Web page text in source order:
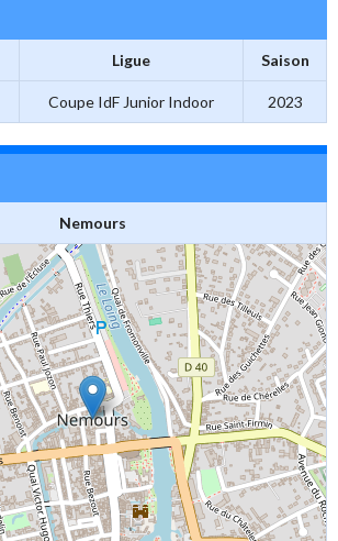
Ligue Saison
Coupe IdF Junior Indoor 2023
Nemours